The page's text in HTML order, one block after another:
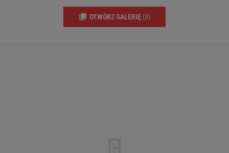
OTWÓRZ GALERIĘ (3)